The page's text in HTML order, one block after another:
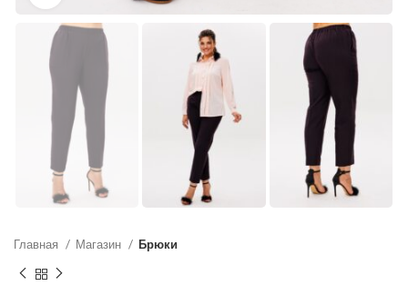
Главная Магазин Брюки